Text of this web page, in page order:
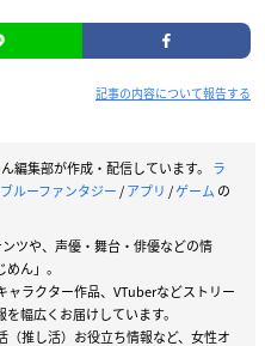
記事の内容について報告する
編集部が作成・配信しています。 ラ
ルーファンタジー/アプリ /ゲーム の
ツや、声優・舞台・俳優などの情
ん」。
ラクター作品、VTuberなどストリー
幅広くお届けしています。
推し活）お役立ち情報など、女性オ